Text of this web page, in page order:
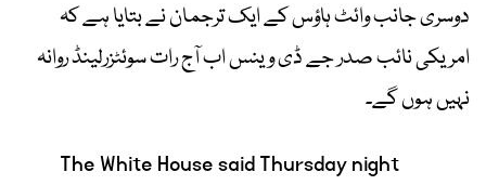
دوسری جانب وائٹ ہاؤس کے ایک ترجمان نے بتایا ہے کہ
امریکی نائب صدر جے ڈی وینس اب آج رات سوئٹزرلینڈ روانہ
نہیں ہوں گے۔
The White House said Thursday night